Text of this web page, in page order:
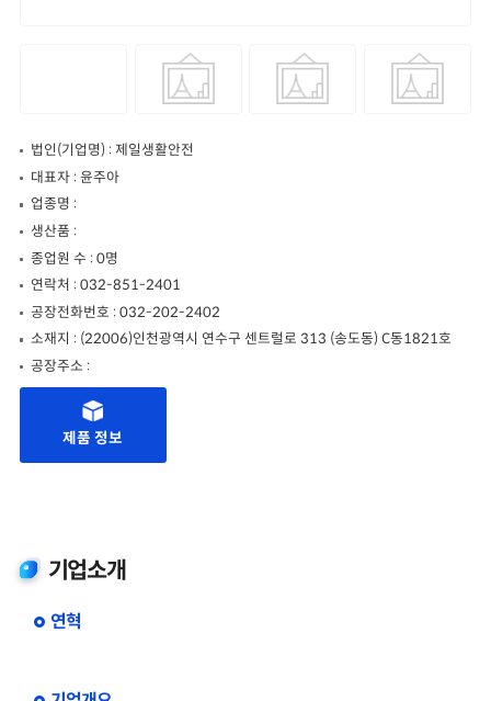
법인(기업명) : 제일생활안전
대표자 : 윤주아
업종명 :
생산품 :
종업원 수 : 0명
연락처 : 032-851-2401
공장전화번호 : 032-202-2402
소재지 : (22006)인천광역시 연수구 센트럴로 313 (송도동) C동1821호
공장주소 :
제품 정보
기업소개
연혁